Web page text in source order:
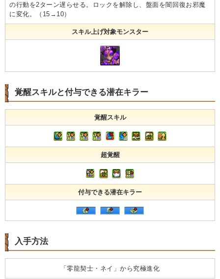
の行動を2ターン遅らせる。ロックを解除し、盤面を闇回復お邪魔
に変化。（15→10）
スキル上げ対象モンスター
覚醒スキルと付与できる潜在キラー
覚醒スキル
超覚醒
付与できる潜在キラー
入手方法
「零龍契士・ネイ」から究極進化